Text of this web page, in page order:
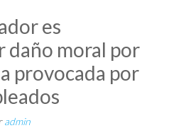
es
daño moral por
provocada por
admin